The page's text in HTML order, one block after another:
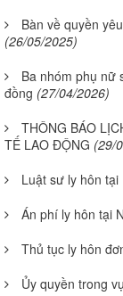
Bàn về quyền
(26/05/2025)
Ba nhóm phụ nữ
đồng (27/04/2026)
THÔNG BÁO
TẾ LAO ĐỘNG (29/
Luật sư ly hôn tại
Án phí ly hôn tại
Thủ tục ly hôn
Ủy quyền trong